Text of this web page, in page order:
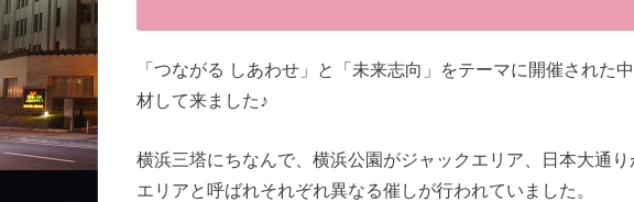
「つながる しあわせ」と「未来志向」をテーマに開催された
材して来ました♪
横浜三塔にちなんで、横浜公園がジャックエリア、日本大通
エリアと呼ばれそれぞれ異なる催しが行われていました。